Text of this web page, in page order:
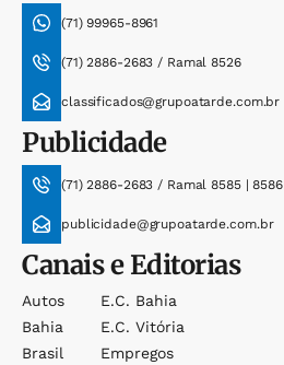
(71) 99965-8961
(71) 2886-2683 / Ramal 8526
classificados@grupoatarde.com.br
Publicidade
(71) 2886-2683 / Ramal 8585 | 8586
publicidade@grupoatarde.com.br
Canais e Editorias
Autos
Bahia
Brasil
E.c. Bahia
E.c. Vitória
Empregos